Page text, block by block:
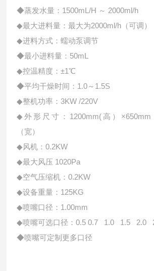
◆蒸发水量：1500mL/H ～ 2000ml/h
◆最大进料量：最大为2000ml/h（可调）
◆进料方式：蠕动泵调节
◆最小进料量：50mL
◆控温精度：±1℃
◆平均干燥时间：1.0～1.5S
◆整机功率：3KW /220V
◆外形尺寸：1200mm(高）×650mm
（宽）
◆风机：0.2KW
◆最大风压 1020Pa
◆空气压缩机：0.2KW
◆设备重量：125KG
◆喷嘴口径：1.00mm
◆喷嘴可选口径：0.5 0.7 1.0 1.5 2.0
◆喷嘴可定制更多口径